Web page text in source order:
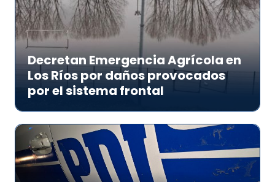
Decretan Emergencia Agrícola en
Los Ríos por daños provocados
por el sistema frontal